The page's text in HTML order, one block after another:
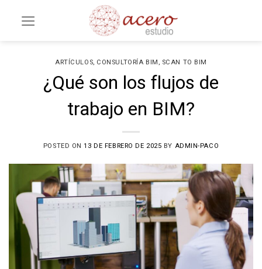
ARTÍCULOS CONSULTORÍA BIM SCAN TO BIM
¿Qué son los flujos de
trabajo en BIM?
POSTED ON13 DE FEBRERO DE 2025 BY ADMIN-PACO